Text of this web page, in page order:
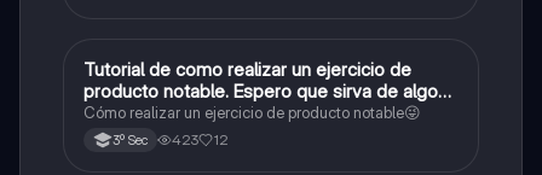
Matemáticas
Tutorial de como realizar un ejercicio de
producto notable. Espero que sirva de algo💕
😜
Cómo realizar un ejercicio de producto notable😜
3º Sec 423 12